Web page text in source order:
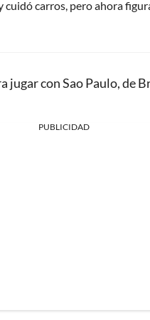
cuidó carros, pero ahora
jugar con Sao Paulo, de
PUBLICIDAD